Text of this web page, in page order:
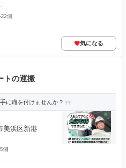
個
気になる
トの運搬
に職を付けませんか？
美浜区新港
個